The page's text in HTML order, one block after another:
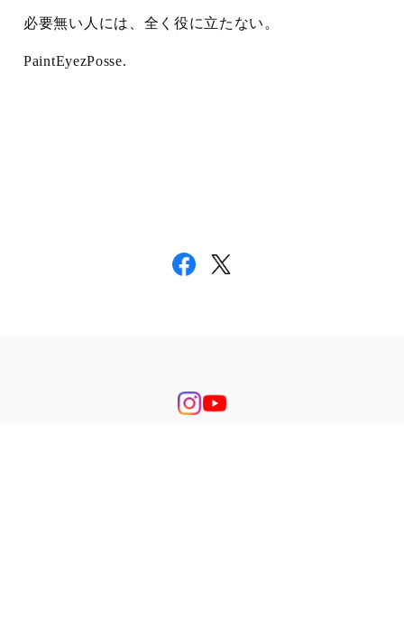
必要無い人には、全く役に立たない。
PaintEyezPosse.